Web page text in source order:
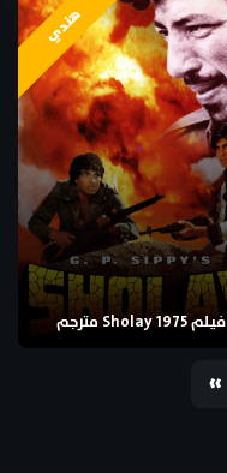
هندي
فيلم Sholay 1975 مترجم
«